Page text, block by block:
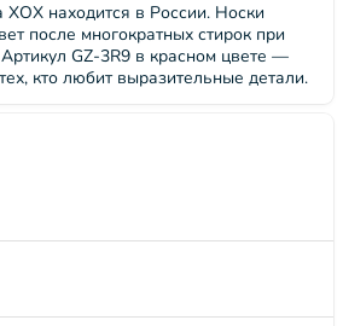
ХОХ находится в России. Носки
после многократных стирок при
GZ-3R9 в красном цвете —
кто любит выразительные детали.